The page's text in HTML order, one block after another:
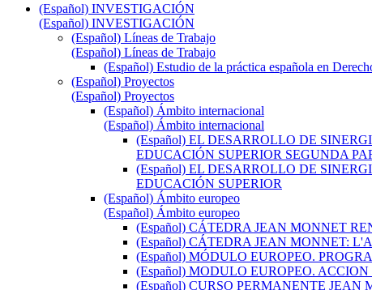
(Español) INVESTIGACIÓN
(Español) INVESTIGACIÓN
(Español) Líneas de Trabajo
(Español) Líneas de Trabajo
(Español) Estudio de la práctica española en
(Español) Proyectos
(Español) Proyectos
(Español) Ámbito internacional
(Español) Ámbito internacional
(Español) EL DESARROLLO DE
EDUCACIÓN SUPERIOR SEGUNDA
(Español) EL DESARROLLO DE
EDUCACIÓN SUPERIOR
(Español) Ámbito europeo
(Español) Ámbito europeo
(Español) CÁTEDRA JEAN MONNET
(Español) CÁTEDRA JEAN MONNET:
(Español) MÓDULO EUROPEO.
(Español) MODULO EUROPEO.
(Español) CURSO PERMANENTE JEAN